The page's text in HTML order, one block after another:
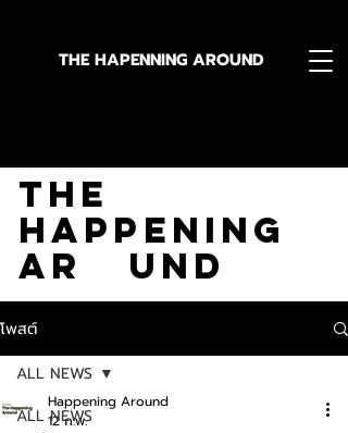
THE HAPENNING AROUND
The
Happening
Ar und
โพสต์
ALL NEWS
ALL NEWS
Happening Around
12 ก.พ.